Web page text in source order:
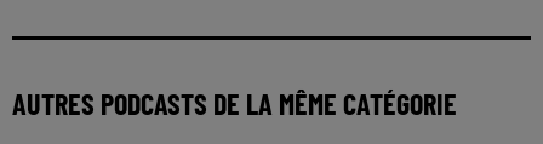
AUTRES PODCASTS DE LA MÊME CATÉGORIE